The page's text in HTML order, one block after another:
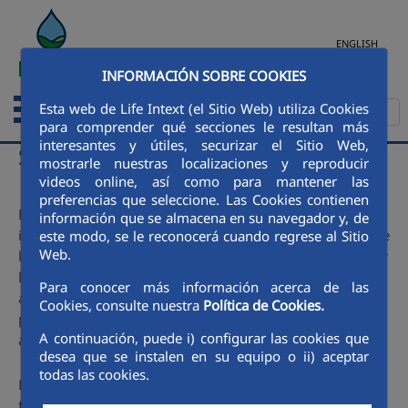
Saltar al contenido principal
INFORMACIÓN SOBRE COOKIES
Esta web de Life Intext (el Sitio Web) utiliza Cookies
para comprender qué secciones le resultan más
interesantes y útiles, securizar el Sitio Web,
mostrarle nuestras localizaciones y reproducir
videos online, así como para mantener las
preferencias que seleccione. Las Cookies contienen
información que se almacena en su navegador y, de
este modo, se le reconocerá cuando regrese al Sitio
Web.
Para conocer más información acerca de las
Cookies, consulte nuestra Política de Cookies.
A continuación, puede i) configurar las cookies que
desea que se instalen en su equipo o ii) aceptar
todas las cookies.
ENGLISH
Sistema de riego inteligente
El concepto INTEXT incluye también un sistema de riego
inteligente basado en el concepto denominado “Internet de
las cosas” (IoT). Gracias a este sistema se permite controlar
la irrigación mediante la comunicación con sensores y
actuadores (humedad, lluvia, válvulas) localizados en la
propia área de irrigación, que permiten operar en relación
a los datos obtenidos.
De esta manera se pueden modificar la duración o la